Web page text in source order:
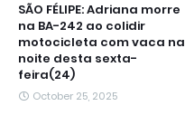
SÃO FÉLIPE: Adriana morre
na BA-242 ao colidir
motocicleta com vaca na
noite desta sexta-
feira(24)
October 25, 2025